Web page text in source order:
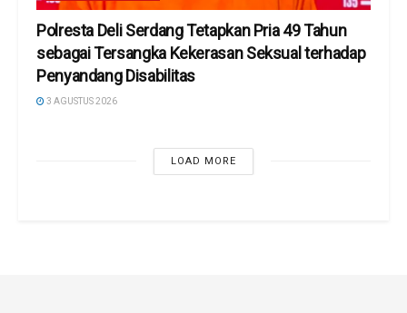
Polresta Deli Serdang Tetapkan Pria 49 Tahun
sebagai Tersangka Kekerasan Seksual terhadap
Penyandang Disabilitas
3 AGUSTUS 2026
LOAD MORE